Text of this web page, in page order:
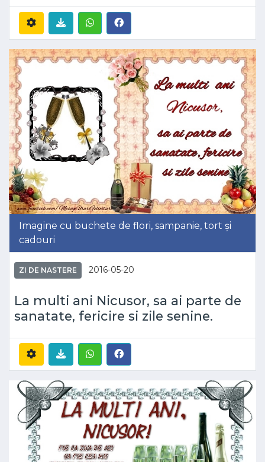
Imagine cu buchete de flori, sampanie, tort și
cadouri
ZI DE NASTERE 2016-05-20
La multi ani Nicusor, sa ai parte de
sanatate, fericire si zile senine.